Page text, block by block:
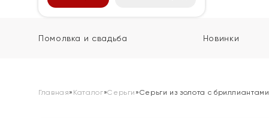
Помолвка и свадьба Новинки
Главная» Каталог»Серьги »Серьги из золота с бриллиантами